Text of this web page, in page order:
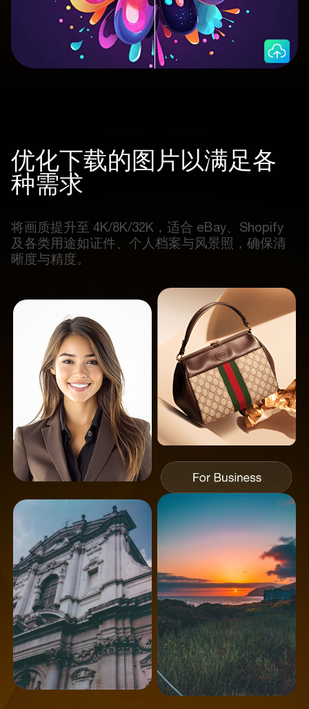
优化下载的图片以满足各
种需求
将画质提升至 4K/8K/32K，适合 eBay、Shopify
及各类用途如证件、个人档案与风景照，确保清
晰度与精度。